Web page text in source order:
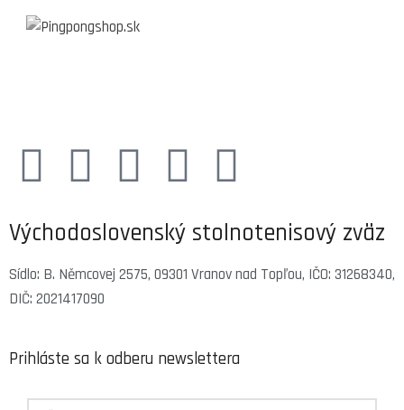
Východoslovenský stolnotenisový zväz
Sídlo: B. Němcovej 2575, 09301 Vranov nad Topľou, IČO: 31268340,
DIČ: 2021417090
Prihláste sa k odberu newslettera